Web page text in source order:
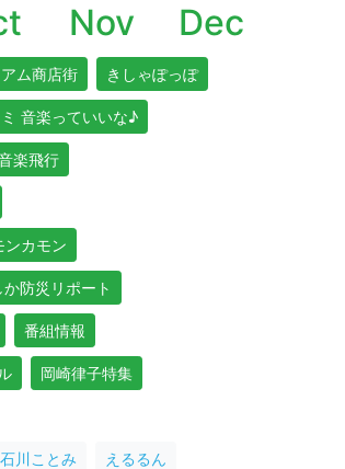
Nov Dec
ム商店街 きしゃぽっぽ
音楽っていいな♪
楽飛行
ンカモン
防災リポート
番組情報
岡崎律子特集
石川ことみ えるるん